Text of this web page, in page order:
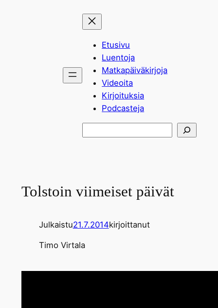
Etusivu
Luentoja
Matkapäiväkirjoja
Videoita
Kirjoituksia
Podcasteja
Tolstoin viimeiset päivät
Julkaistu21.7.2014kirjoittanut
Timo Virtala